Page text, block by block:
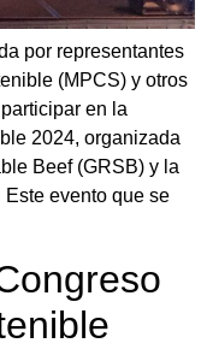
por representantes
(MPCS) y otros
en la
2024, organizada
Beef (GRSB) y la
evento que se